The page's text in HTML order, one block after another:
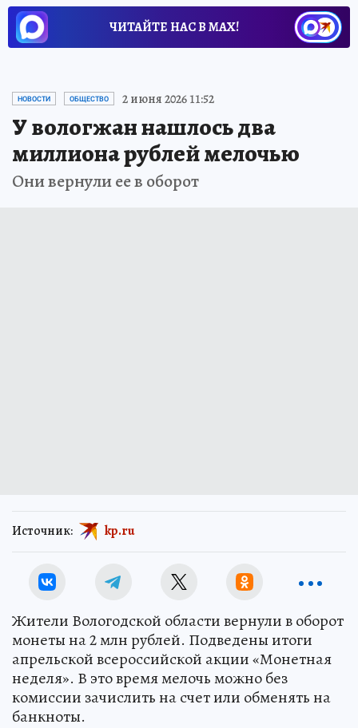
ЧИТАЙТЕ НАС В МАХ!
НОВОСТИ ОБЩЕСТВО 2 июня 2026 11:52
У вологжан нашлось два
миллиона рублей мелочью
Они вернули ее в оборот
Источник: kp.ru
Жители Вологодской области вернули в оборот
монеты на 2 млн рублей. Подведены итоги
апрельской всероссийской акции «Монетная
неделя». В это время мелочь можно без
комиссии зачислить на счет или обменять на
банкноты.